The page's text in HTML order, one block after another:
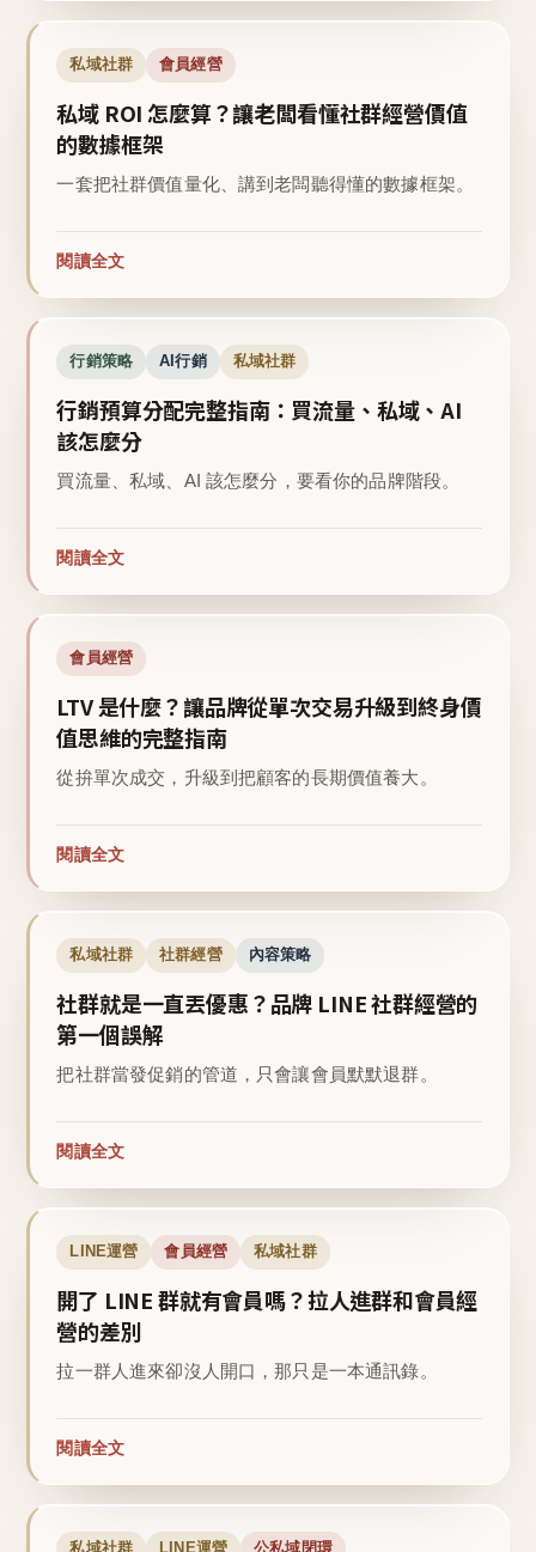
私域社群 會員經營
私域 ROI 怎麼算？讓老闆看懂社群經營價值
的數據框架
一套把社群價值量化、講到老闆聽得懂的數據框架。
閱讀全文
行銷策略 AI行銷 私域社群
行銷預算分配完整指南：買流量、私域、AI
該怎麼分
買流量、私域、AI 該怎麼分，要看你的品牌階段。
閱讀全文
會員經營
LTV 是什麼？讓品牌從單次交易升級到終身價
值思維的完整指南
從拚單次成交，升級到把顧客的長期價值養大。
閱讀全文
私域社群 社群經營 內容策略
社群就是一直丟優惠？品牌 LINE 社群經營的
第一個誤解
把社群當發促銷的管道，只會讓會員默默退群。
閱讀全文
LINE運營 會員經營 私域社群
開了 LINE 群就有會員嗎？拉人進群和會員經
營的差別
拉一群人進來卻沒人開口，那只是一本通訊錄。
閱讀全文